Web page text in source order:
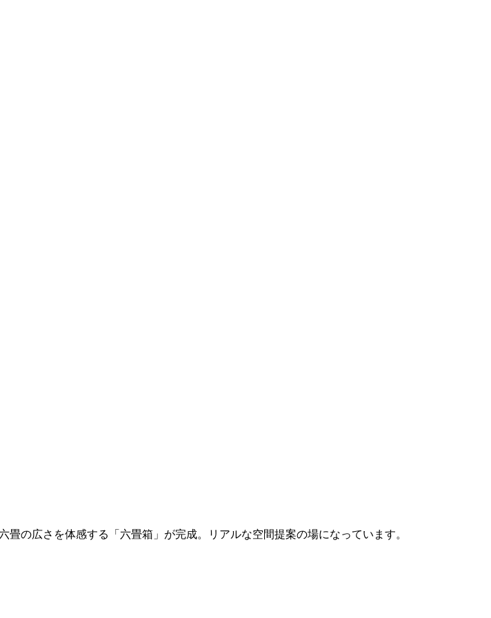
の広さを体感する「六畳箱」が完成。リアルな空間提案の場になっています。